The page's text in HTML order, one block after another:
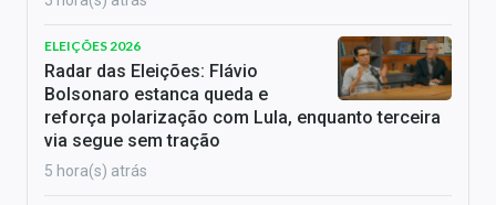
ELEIÇÕES 2026
Radar das Eleições: Flávio
Bolsonaro estanca queda e
reforça polarização com Lula, enquanto terceira
via segue sem tração
5 hora(s) atrás